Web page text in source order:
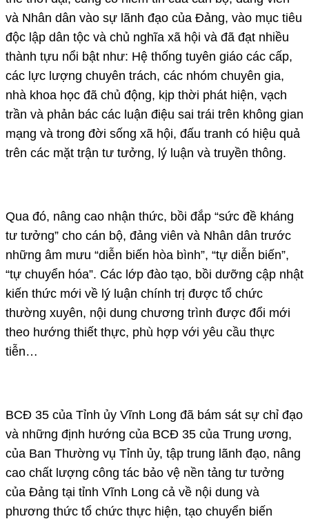
và Nhân dân vào sự lãnh đạo của Đảng, vào mục tiêu
độc lập dân tộc và chủ nghĩa xã hội và đã đạt nhiều
thành tựu nổi bật như: Hệ thống tuyên giáo các cấp,
các lực lượng chuyên trách, các nhóm chuyên gia,
nhà khoa học đã chủ động, kịp thời phát hiện, vạch
trần và phản bác các luận điệu sai trái trên không gian
mạng và trong đời sống xã hội, đấu tranh có hiệu quả
trên các mặt trận tư tưởng, lý luận và truyền thông.
Qua đó, nâng cao nhận thức, bồi đắp “sức đề kháng
tư tưởng” cho cán bộ, đảng viên và Nhân dân trước
những âm mưu “diễn biến hòa bình”, “tự diễn biến”,
“tự chuyển hóa”. Các lớp đào tạo, bồi dưỡng cập nhật
kiến thức mới về lý luận chính trị được tổ chức
thường xuyên, nội dung chương trình được đổi mới
theo hướng thiết thực, phù hợp với yêu cầu thực
tiễn…
BCĐ 35 của Tỉnh ủy Vĩnh Long đã bám sát sự chỉ đạo
và những định hướng của BCĐ 35 của Trung ương,
của Ban Thường vụ Tỉnh ủy, tập trung lãnh đạo, nâng
cao chất lượng công tác bảo vệ nền tảng tư tưởng
của Đảng tại tỉnh Vĩnh Long cả về nội dung và
phương thức tổ chức thực hiện, tạo chuyển biến